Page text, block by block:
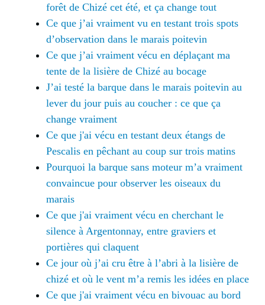
forêt de Chizé cet été, et ça change tout
Ce que j’ai vraiment vu en testant trois spots
d’observation dans le marais poitevin
Ce que j’ai vraiment vécu en déplaçant ma
tente de la lisière de Chizé au bocage
J’ai testé la barque dans le marais poitevin au
lever du jour puis au coucher : ce que ça
change vraiment
Ce que j'ai vécu en testant deux étangs de
Pescalis en pêchant au coup sur trois matins
Pourquoi la barque sans moteur m’a vraiment
convaincue pour observer les oiseaux du
marais
Ce que j'ai vraiment vécu en cherchant le
silence à Argentonnay, entre graviers et
portières qui claquent
Ce jour où j’ai cru être à l’abri à la lisière de
chizé et où le vent m’a remis les idées en place
Ce que j'ai vraiment vécu en bivouac au bord